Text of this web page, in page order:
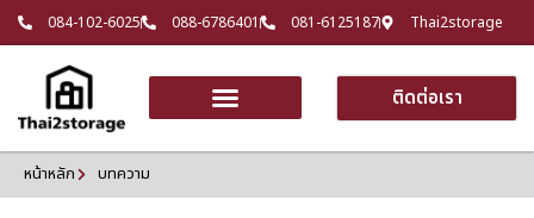
084-102-6025 088-6786401 081-6125187 Thai2storage
ติดต่อเรา
หน้าหลัก บทความ